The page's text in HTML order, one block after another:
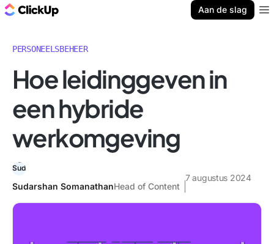
Aan de slag
PERSONEELSBEHEER
Hoe leidinggeven in
een hybride
werkomgeving
Sudarshan SomanathanHead of Content
7 augustus 2024